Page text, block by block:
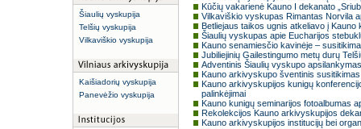
Šiaulių vyskupija
Telšių vyskupija
Vilkaviškio vyskupija
Kaišiadorių vyskupija
Panevėžio vyskupija
Kūčių vakarienė Kauno I dekanato
Vilkaviškio vyskupas Rimantas Norvila
Betliejaus taikos ugnis atkeliavo į Kauno
Šiaulių vyskupas apie Eucharijos
Kauno senamiesčio kavinėje –
Jubiliejinių Gailestingumo metų durų
Adventinis Šiaulių vyskupo
Kauno arkivyskupo šventinis
Kauno arkivyskupijos kunigų
palinkėjimai
Kauno kunigų seminarijos fotoalbumas
Rekolekcijos Kauno arkivyskupijos
Kauno arkivyskupijos institucijų bei